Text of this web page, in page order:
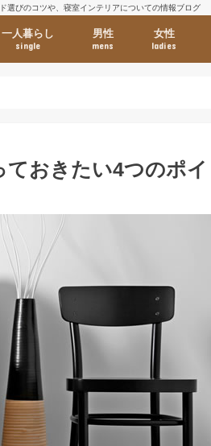
選びのコツや、寝室インテリアについての情報ブログ
一人暮らし
single
男性
mens
女性
ladies
おきたい4つのポイ